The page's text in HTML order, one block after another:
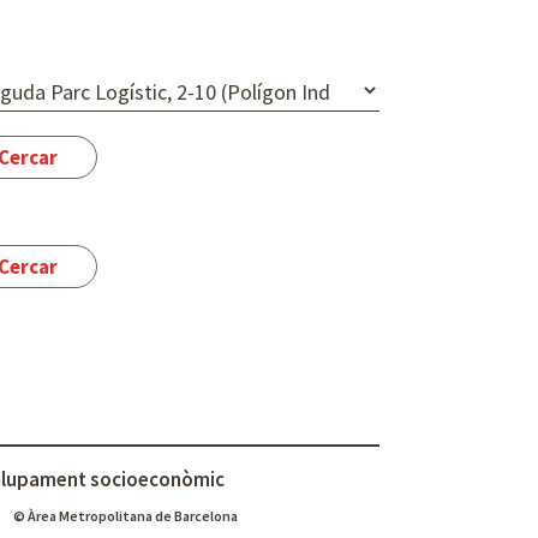
socioeconòmic
© Àrea Metropolitana de Barcelona